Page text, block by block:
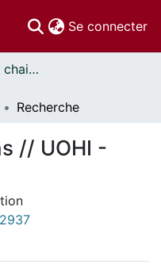
Se connecter
Instituts, centres, et chaires de recherche // Research Institutes, Centres, and Chairs
Recherche
// UOHI -